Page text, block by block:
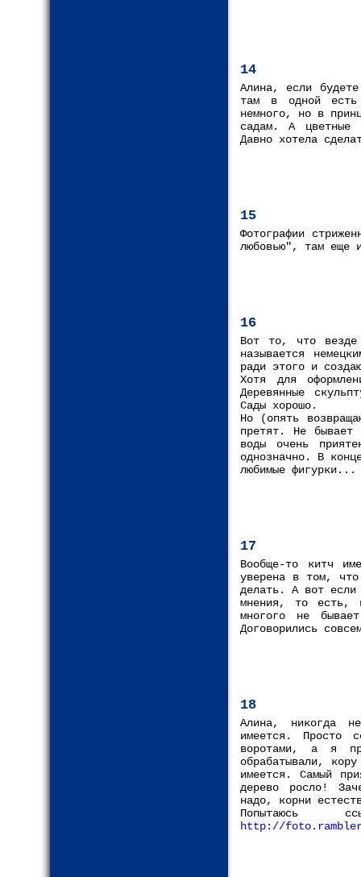
14
Алина, если
там в одной есть
немного, но в
садам. А цветные
Давно хотела
15
Фотографии
любовью", там еще
16
Вот то, что
называется
ради этого и
Хотя для
Деревянные
Сады хорошо.
Но (опять
претят. Не
воды очень
однозначно. В
любимые фигурки...
17
Вообще-то китч
уверена в том,
делать. А вот
мнения, то есть,
многого не
Договорились
18
Алина, никогда
имеется. Просто
воротами, а я
обрабатывали,
имеется. Самый
дерево росло!
надо, корни
Попытаюсь
http://